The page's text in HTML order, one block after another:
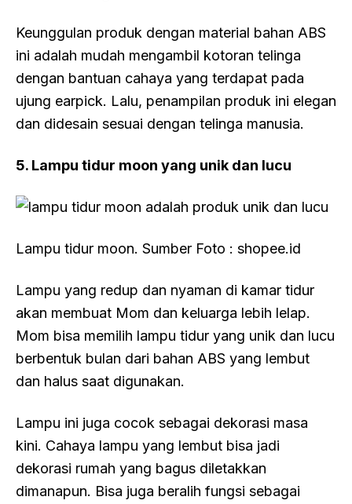
Keunggulan produk dengan material bahan ABS
ini adalah mudah mengambil kotoran telinga
dengan bantuan cahaya yang terdapat pada
ujung earpick. Lalu, penampilan produk ini elegan
dan didesain sesuai dengan telinga manusia.
5. Lampu tidur moon yang unik dan lucu
Lampu tidur moon. Sumber Foto : shopee.id
Lampu yang redup dan nyaman di kamar tidur
akan membuat Mom dan keluarga lebih lelap.
Mom bisa memilih lampu tidur yang unik dan lucu
berbentuk bulan dari bahan ABS yang lembut
dan halus saat digunakan.
Lampu ini juga cocok sebagai dekorasi masa
kini. Cahaya lampu yang lembut bisa jadi
dekorasi rumah yang bagus diletakkan
dimanapun. Bisa juga beralih fungsi sebagai